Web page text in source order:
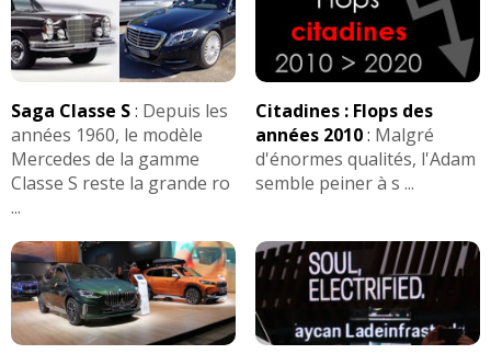
Saga Classe S: Depuis les
années 1960, le modèle
Mercedes de la gamme
Classe S reste la grande ro
...
Citadines : Flops des
années 2010: Malgré
d'énormes qualités, l'Adam
semble peiner à s ...